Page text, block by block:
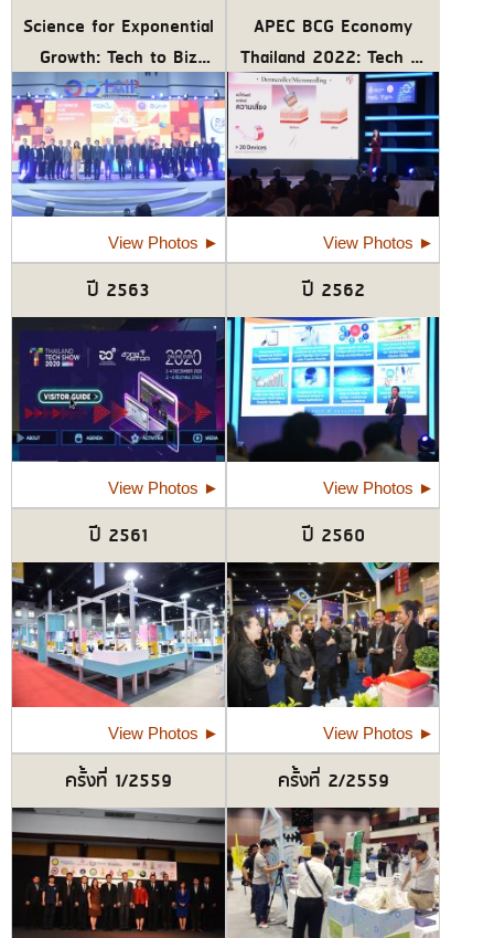
Science for Exponential
Growth: Tech to Biz
Thailand Tech Show
2024
View Photos ►
APEC BCG Economy
Thailand 2022: Tech to
Biz (Thailand Tech Show
2022)
View Photos ►
ปี 2563
View Photos ►
ปี 2562
View Photos ►
ปี 2561
View Photos ►
ปี 2560
View Photos ►
ครั้งที่ 1/2559 ครั้งที่ 2/2559